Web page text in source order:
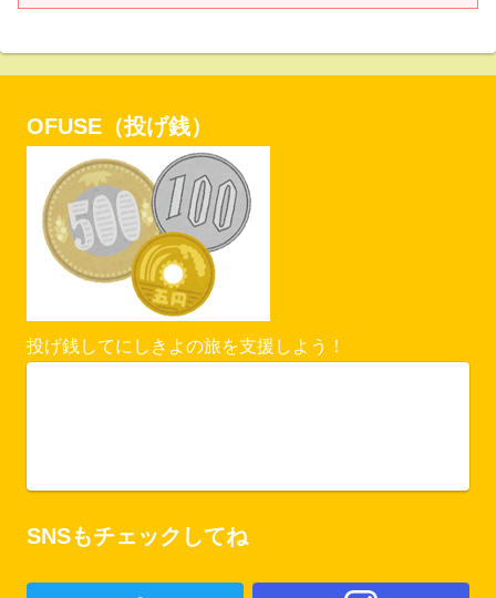
OFUSE（投げ銭）
投げ銭してにしきよの旅を支援しよう！
SNSもチェックしてね